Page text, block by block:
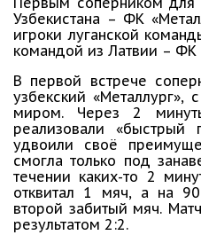
Узбекистана – ФК
игроки луганской
командой из Латвии – ФК
В первой встрече
узбекский
миром. Через 2
реализовали
удвоили своё
смогла только под
течении каких-то 2
отквитал 1 мяч, а на
второй забитый мяч.
результатом 2:2.